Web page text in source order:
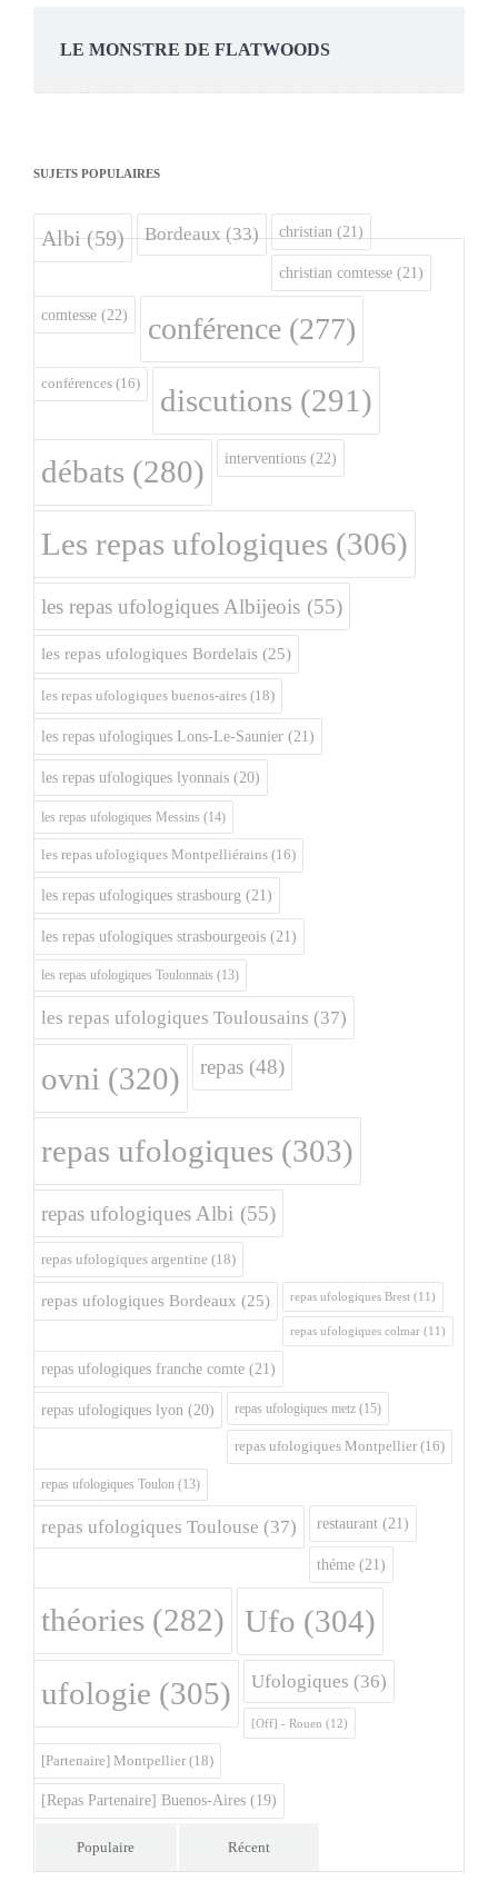
LE MONSTRE DE FLATWOODS
SUJETS POPULAIRES
Albi(59) Bordeaux(33) christian (21)
christian comtesse (21)
comtesse (22) conférence (277)
conférences (16) discutions (291)
débats (280) interventions (22)
Les repas ufologiques (306)
les repas ufologiques Albijeois (55)
les repas ufologiques Bordelais (25)
les repas ufologiques buenos-aires (18)
les repas ufologiques Lons-Le-Saunier (21)
les repas ufologiques lyonnais (20)
les repas ufologiques Messins (14)
les repas ufologiques Montpelliérains (16)
les repas ufologiques strasbourg (21)
les repas ufologiques strasbourgeois (21)
les repas ufologiques Toulonnais (13)
les repas ufologiques Toulousains (37)
ovni (320) repas (48)
repas ufologiques (303)
repas ufologiques Albi (55)
repas ufologiques argentine (18)
repas ufologiques Bordeaux (25) repas ufologiques Brest (11)
repas ufologiques colmar (11)
repas ufologiques franche comte (21)
repas ufologiques lyon (20) repas ufologiques metz (15)
repas ufologiques Montpellier (16)
repas ufologiques Toulon (13)
repas ufologiques Toulouse (37) restaurant (21)
théme (21)
théories (282) Ufo (304)
ufologie (305) Ufologiques (36)
[Off] - Rouen (12)
[Partenaire] Montpellier (18)
[Repas Partenaire] Buenos-Aires (19)
Populaire Récent